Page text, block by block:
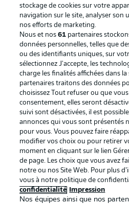
Football as it's
BUNDESLIGA
Proposé par
stockage de cookies sur votre
navigation sur le site, analyser son
nos efforts de marketing.
Nous et nos61 partenaires
données personnelles, telles que
ou des identifiants uniques, sur
sélectionnez J'accepte, les
charge les finalités affichées dans
partenaires traitons des données
choisissez Tout refuser ou que
consentement, elles seront
suivi sont désactivées, il est
annonces qui vous sont présentés
pour vous. Vous pouvez faire
modifier vos choix ou pour retirer
moment en cliquant sur le lien
de page. Les choix que vous avez
notre ou nos Site Web. Pour plus
vous à notre politique de
confidentialité
Impression
Nos équipes ainsi que nos